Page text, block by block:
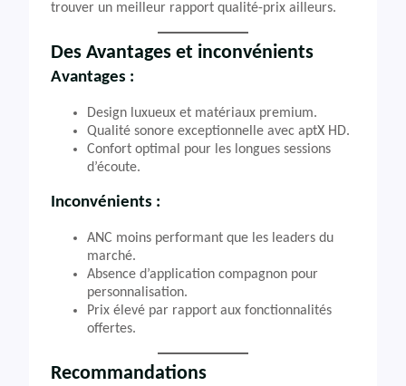
trouver un meilleur rapport qualité-prix ailleurs.
Des Avantages et inconvénients
Avantages :
Design luxueux et matériaux premium.
Qualité sonore exceptionnelle avec aptX HD.
Confort optimal pour les longues sessions
d’écoute.
Inconvénients :
ANC moins performant que les leaders du
marché.
Absence d’application compagnon pour
personnalisation.
Prix élevé par rapport aux fonctionnalités
offertes.
Recommandations